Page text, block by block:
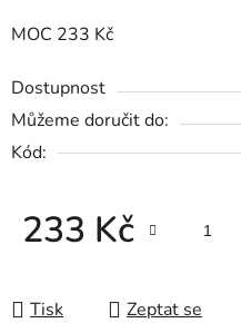
MOC 233 Kč
Dostupnost
Můžeme doručit do:
Kód:
233 Kč
Tisk Zeptat se